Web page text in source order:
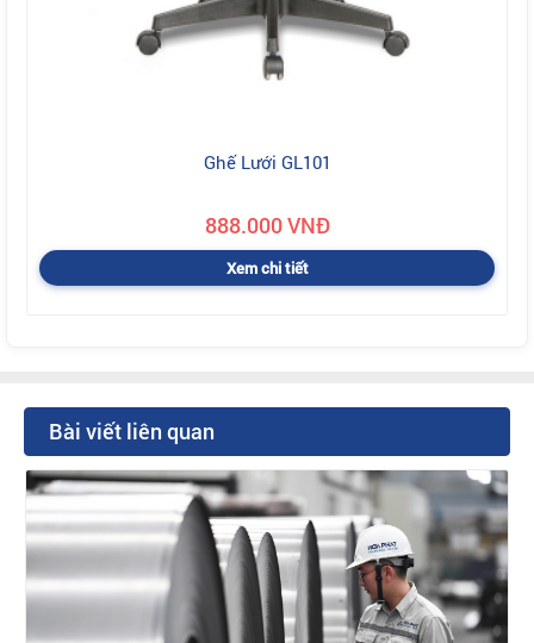
Ghế Lưới GL101
888.000 VNĐ
Xem chi tiết
Bài viết liên quan